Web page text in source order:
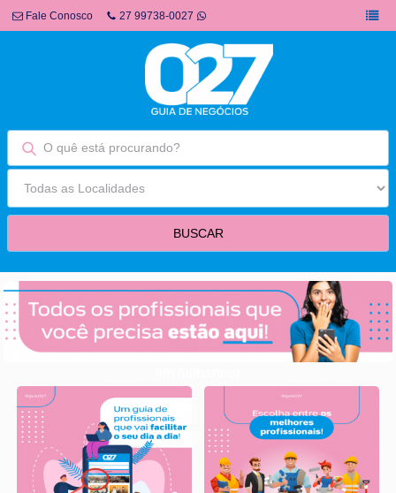
Fale Conosco 27 99738-0027